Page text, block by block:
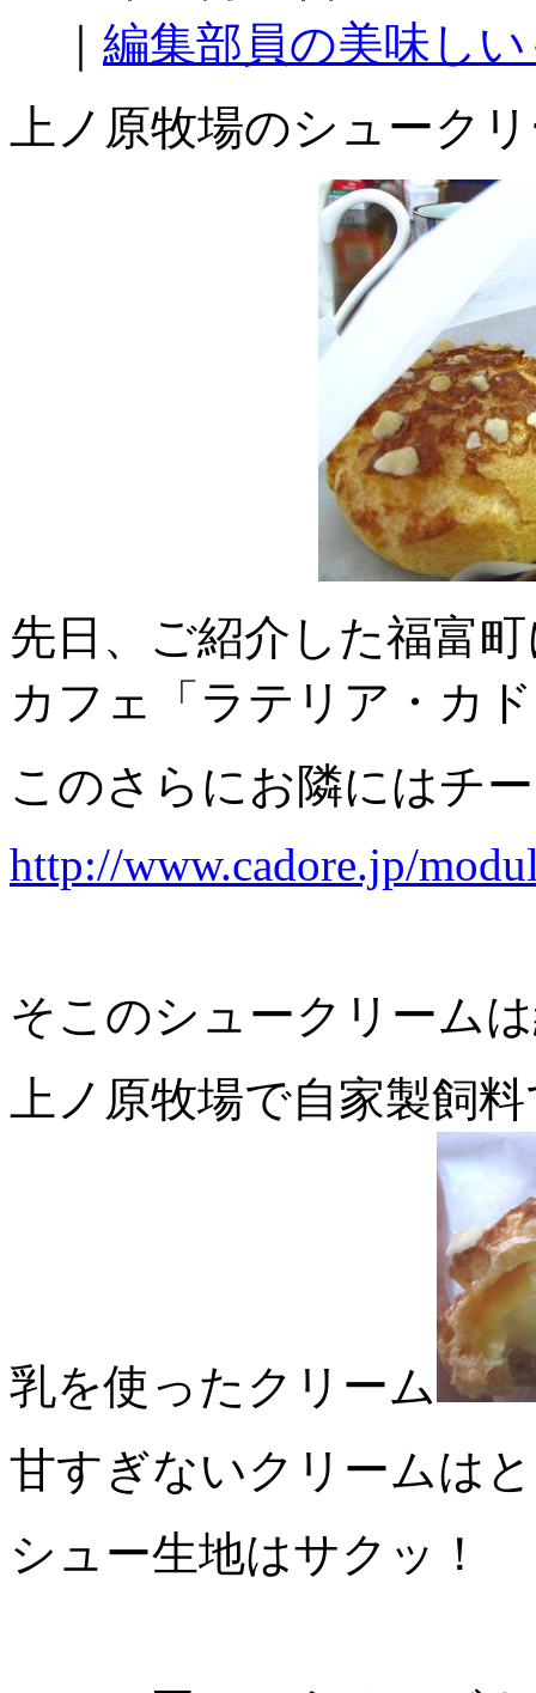
編集部員の美味し
上ノ原牧場のシューク
先日、ご紹介した福富
カフェ「ラテリア・カ
このさらにお隣にはチ
http://www.cadore.jp/
そこのシュークリーム
上ノ原牧場で自家製飼
乳を使ったクリーム
甘すぎないクリームは
シュー生地はサクッ！